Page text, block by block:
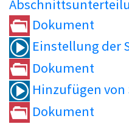
Dokument
Einstellung der
Dokument
Hinzufügen von
Dokument